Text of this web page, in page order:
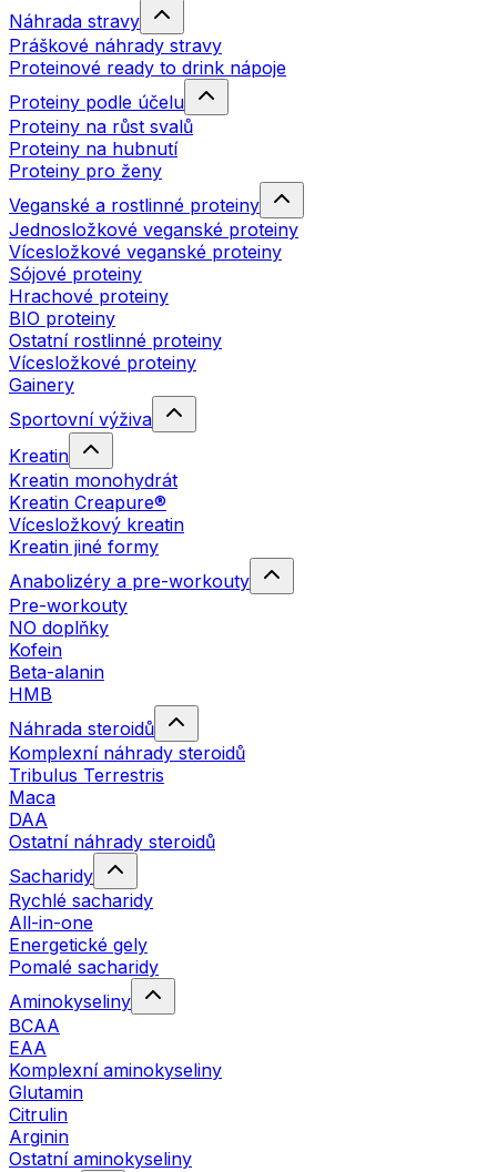
Náhrada stravy
Práškové náhrady stravy
Proteinové ready to drink nápoje
Proteiny podle účelu
Proteiny na růst svalů
Proteiny na hubnutí
Proteiny pro ženy
Veganské a rostlinné proteiny
Jednosložkové veganské proteiny
Vícesložkové veganské proteiny
Sójové proteiny
Hrachové proteiny
BIO proteiny
Ostatní rostlinné proteiny
Vícesložkové proteiny
Gainery
Sportovní výživa
Kreatin
Kreatin monohydrát
Kreatin Creapure®
Vícesložkový kreatin
Kreatin jiné formy
Anabolizéry a pre-workouty
Pre-workouty
NO doplňky
Kofein
Beta-alanin
HMB
Náhrada steroidů
Komplexní náhrady steroidů
Tribulus Terrestris
Maca
DAA
Ostatní náhrady steroidů
Sacharidy
Rychlé sacharidy
All-in-one
Energetické gely
Pomalé sacharidy
Aminokyseliny
BCAA
EAA
Komplexní aminokyseliny
Glutamin
Citrulin
Arginin
Ostatní aminokyseliny